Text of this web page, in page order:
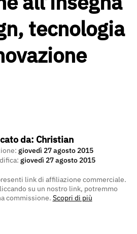
tecnologia
da: Christian
giovedì 27 agosto 2015
giovedì 27 agosto 2015
link di affiliazione commerciale.
su un nostro link, potremmo
commissione. Scopri di più